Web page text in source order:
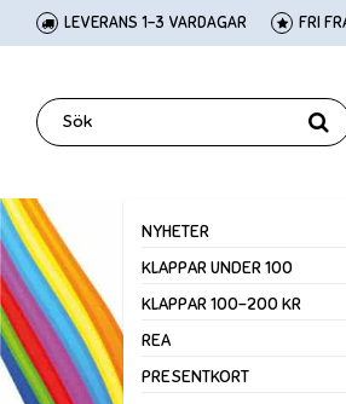
LEVERANS 1-3 VARDAGAR FRI
NYHETER
KLAPPAR UNDER 100
KLAPPAR 100-200 KR
REA
PRESENTKORT